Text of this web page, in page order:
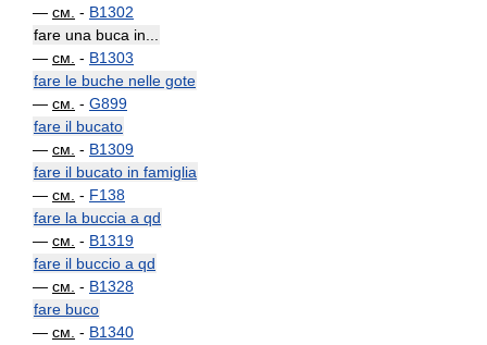
— см. - B1302
fare una buca in...
— см. - B1303
fare le buche nelle gote
— см. - G899
fare il bucato
— см. - B1309
fare il bucato in famiglia
— см. - F138
fare la buccia a qd
— см. - B1319
fare il buccio a qd
— см. - B1328
fare buco
— см. - B1340